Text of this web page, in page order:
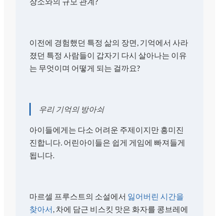
이전에 경험했던 특정 삶의 장면, 기억에서 사라
졌던 특정 사람들이 갑자기 다시 살아나는 이유
는 무엇이며 어떻게 되는 걸까요?
우리 기억의 방아쇠
아이들에게는 다소 어려운 주제이지만 흥미진
진합니다. 어린아이들은 쉽게 게임에 빠져들게
됩니다.
마르셀 프루스트의 소설에서 잃어버린 시간을
찾아서, 차에 담근 비스킷 맛은 화자를 콩브레에